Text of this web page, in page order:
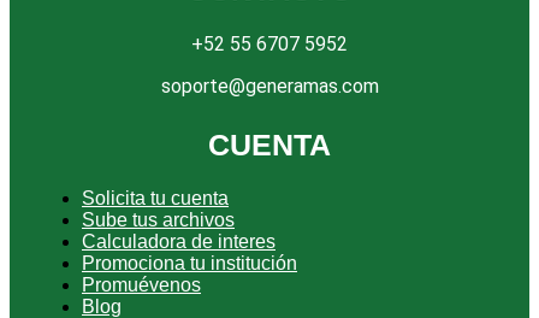
+52 55 6707 5952
soporte@generamas.com
CUENTA
Solicita tu cuenta
Sube tus archivos
Calculadora de interes
Promociona tu institución
Promuévenos
Blog